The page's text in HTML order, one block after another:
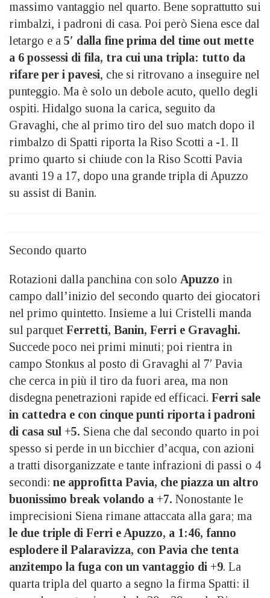
massimo vantaggio nel quarto. Bene soprattutto sui
rimbalzi, i padroni di casa. Poi però Siena esce dal
letargo e a 5′ dalla fine prima del time out mette
a 6 possessi di fila, tra cui una tripla: tutto da
rifare per i pavesi, che si ritrovano a inseguire nel
punteggio. Ma è solo un debole acuto, quello degli
ospiti. Hidalgo suona la carica, seguito da
Gravaghi, che al primo tiro del suo match dopo il
rimbalzo di Spatti riporta la Riso Scotti a -1. Il
primo quarto si chiude con la Riso Scotti Pavia
avanti 19 a 17, dopo una grande tripla di Apuzzo
su assist di Banin.
Secondo quarto
Rotazioni dalla panchina con solo Apuzzo in
campo dall’inizio del secondo quarto dei giocatori
nel primo quintetto. Insieme a lui Cristelli manda
sul parquet Ferretti, Banin, Ferri e Gravaghi.
Succede poco nei primi minuti; poi rientra in
campo Stonkus al posto di Gravaghi al 7′ Pavia
che cerca in più il tiro da fuori area, ma non
disdegna penetrazioni rapide ed efficaci. Ferri sale
in cattedra e con cinque punti riporta i padroni
di casa sul +5. Siena che dal secondo quarto in poi
spesso si perde in un bicchier d’acqua, con azioni
a tratti disorganizzate e tante infrazioni di passi o 4
secondi: ne approfitta Pavia, che piazza un altro
buonissimo break volando a +7. Nonostante le
imprecisioni Siena rimane attaccata alla gara; ma
le due triple di Ferri e Apuzzo, a 1:46, fanno
esplodere il Palaravizza, con Pavia che tenta
anzitempo la fuga con un vantaggio di +9. La
quarta tripla del quarto a segno la firma Spatti: il